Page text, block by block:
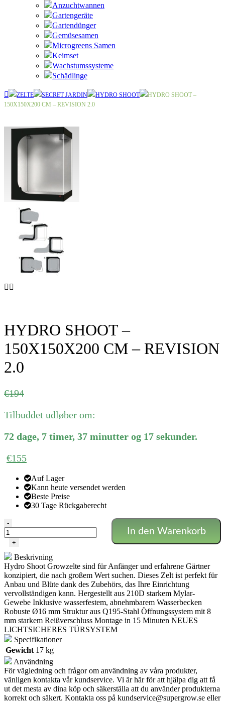
Anzuchtwannen
Gartengeräte
Gartendünger
Gemüsesamen
Microgreens Samen
Keimset
Wachstumssysteme
Schädlinge
ZELTE SECRET JARDIN HYDRO SHOOT
HYDRO SHOOT –
150X150X200 CM – REVISION 2.0
HYDRO SHOOT –
150X150X200 CM – REVISION
2.0
Ursprünglicher
war:
€194Aktueller
ist:
Tilbuddet udløber om:
72 dage, 7 timer, 37 minutter og 17 sekunder.
€155
Auf Lager
Kann heute versendet werden
Beste Preise
30 Tage Rückgaberecht
HYDRO
SHOOT
-
CM
-
REVISION
2.0
Menge
-
+
In den Warenkorb
Beskrivning
Hydro Shoot Growzelte sind für Anfänger und erfahrene Gärtner
konzipiert, die nach großem Wert suchen. Dieses Zelt ist perfekt für
Anbau und Blüte dank des Zubehörs, das Ihre Einrichtung
vervollständigen kann. Hergestellt aus 210D starkem Mylar-
Gewebe Inklusive wasserfestem, abnehmbarem Wasserbecken
Robuste Ø16 mm Struktur aus Q195-Stahl Öffnungssystem mit 8
mm starkem Reißverschluss Montage in 15 Minuten NEUES
LICHTSICHERES TÜRSYSTEM
Specifikationer
Gewicht 17 kg
Användning
För vägledning och frågor om användning av våra produkter,
vänligen kontakta vår kundservice. Vi är här för att hjälpa dig att få
ut det mesta av dina köp och säkerställa att du använder produkterna
korrekt och säkert. Kontakta oss på kundservice@supergrow.se eller